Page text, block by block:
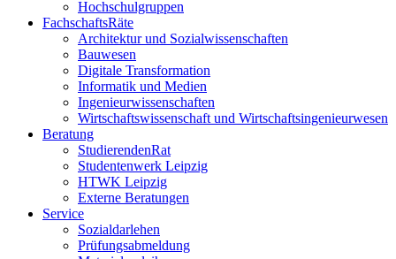
Hochschulgruppen
FachschaftsRäte
Architektur und Sozialwissenschaften
Bauwesen
Digitale Transformation
Informatik und Medien
Ingenieurwissenschaften
Wirtschaftswissenschaft und Wirtschaftsingenieurwesen
Beratung
StudierendenRat
Studentenwerk Leipzig
HTWK Leipzig
Externe Beratungen
Service
Sozialdarlehen
Prüfungsabmeldung